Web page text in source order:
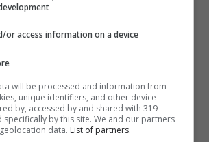
or access information on a device
will be processed and information from
unique identifiers, and other device
by, accessed by and shared with 319
specifically by this site. We and our partners
data. List of partners.